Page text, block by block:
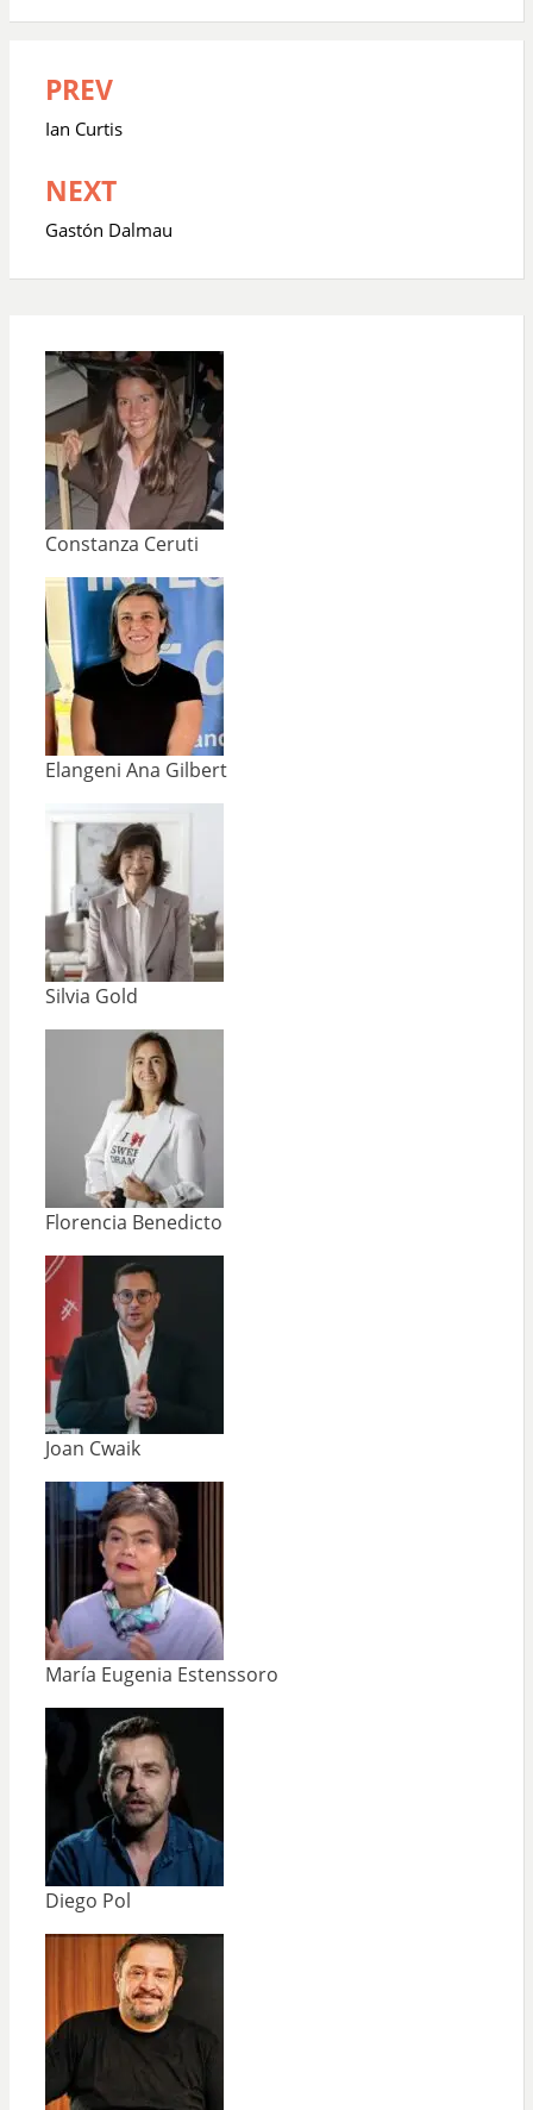
Navegación
de
PREV
Ian Curtis
NEXT
Gastón Dalmau
Constanza Ceruti
Elangeni Ana Gilbert
Silvia Gold
Florencia Benedicto
Joan Cwaik
María Eugenia Estenssoro
Diego Pol